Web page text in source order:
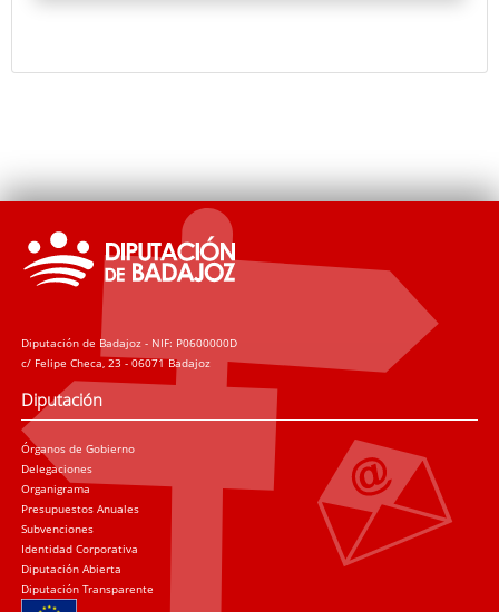
Diputación de Badajoz - NIF: P0600000D
c/ Felipe Checa, 23 - 06071 Badajoz
Diputación
Órganos de Gobierno
Delegaciones
Organigrama
Presupuestos Anuales
Subvenciones
Identidad Corporativa
Diputación Abierta
Diputación Transparente